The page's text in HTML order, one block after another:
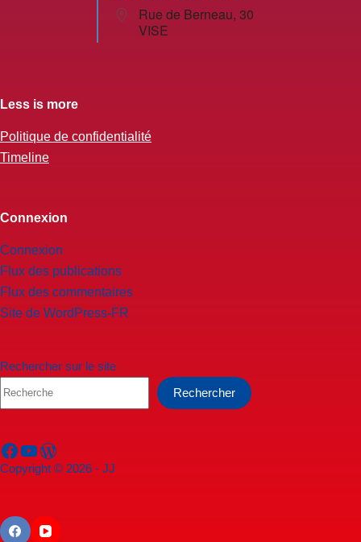
Rue de Berneau, 30
VISE
Less is more
Politique de confidentialité
Timeline
Connexion
Connexion
Flux des publications
Flux des commentaires
Site de WordPress-FR
Rechercher sur le site
Rechercher
Facebook
YouTube
WordPress
Copyright © 2026 - JJ